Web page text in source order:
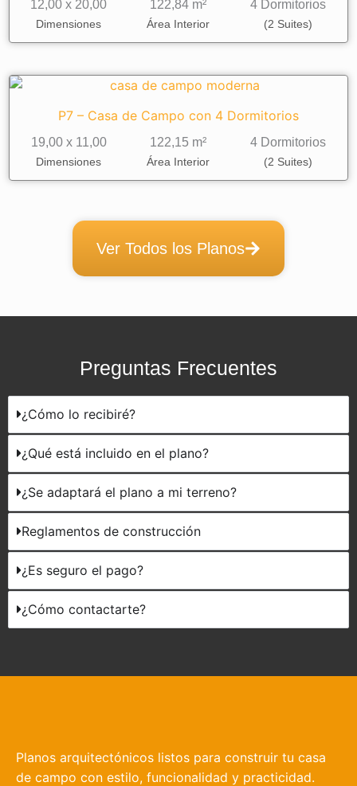
12,00 x 20,00
Dimensiones
122,84 m²
Área Interior
4 Dormitorios
(2 Suites)
P7 – Casa de Campo con 4 Dormitorios
19,00 x 11,00
Dimensiones
122,15 m²
Área Interior
4 Dormitorios
(2 Suites)
Ver Todos los Planos
Preguntas Frecuentes
¿Cómo lo recibiré?
¿Qué está incluido en el plano?
¿Se adaptará el plano a mi terreno?
Reglamentos de construcción
¿Es seguro el pago?
¿Cómo contactarte?
Planos arquitectónicos listos para construir tu casa
de campo con estilo, funcionalidad y practicidad.